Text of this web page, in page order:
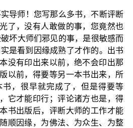
导师！您写那么多书，不断评断
了，没有人敢做的事，您竟然也
坏大师们邪见的事，是很敏感而
是看到因缘成熟了才作的。出书
没有印出来以前，绝不会印出那
以前，得要等另一本书出来，所
，很早就完成了，但是得要等
它才能印行；评论诸方也是，得
书出版后，评断大师的工作才能
顺因缘，为佛法、为众生、为整